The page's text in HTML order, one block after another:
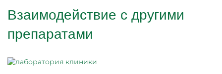
Взаимодействие с другими
препаратами